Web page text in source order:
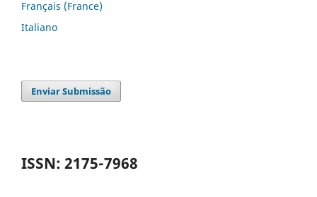
Français (France)
Italiano
Enviar Submissão
ISSN: 2175-7968